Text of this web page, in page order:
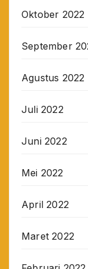
Oktober 2022
September
Agustus 2022
Juli 2022
Juni 2022
Mei 2022
April 2022
Maret 2022